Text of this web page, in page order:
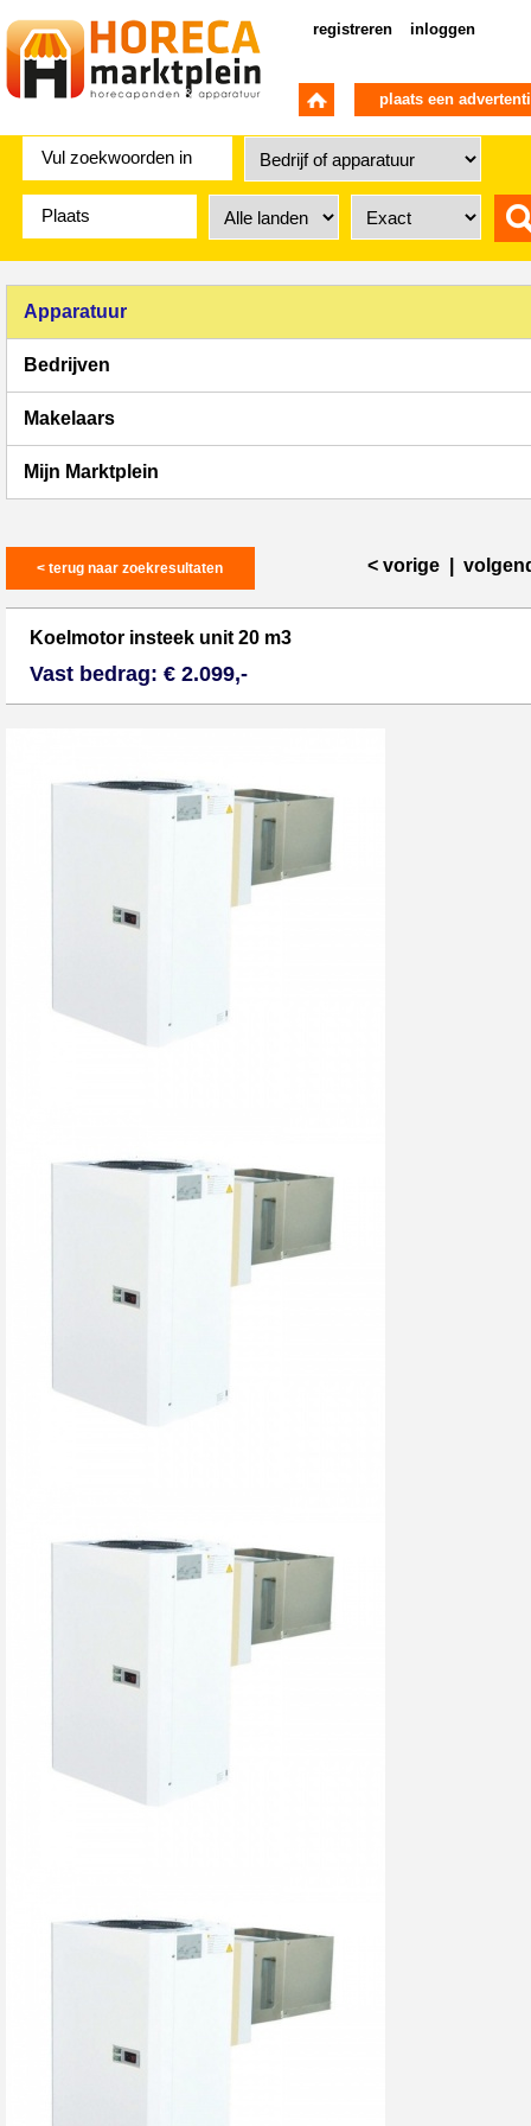
registreren inloggen
plaats een
Apparatuur
Bedrijven
Makelaars
Mijn Marktplein
< terug naar zoekresultaten < vorige
Koelmotor insteek unit 20 m3
Vast bedrag: € 2.099,-